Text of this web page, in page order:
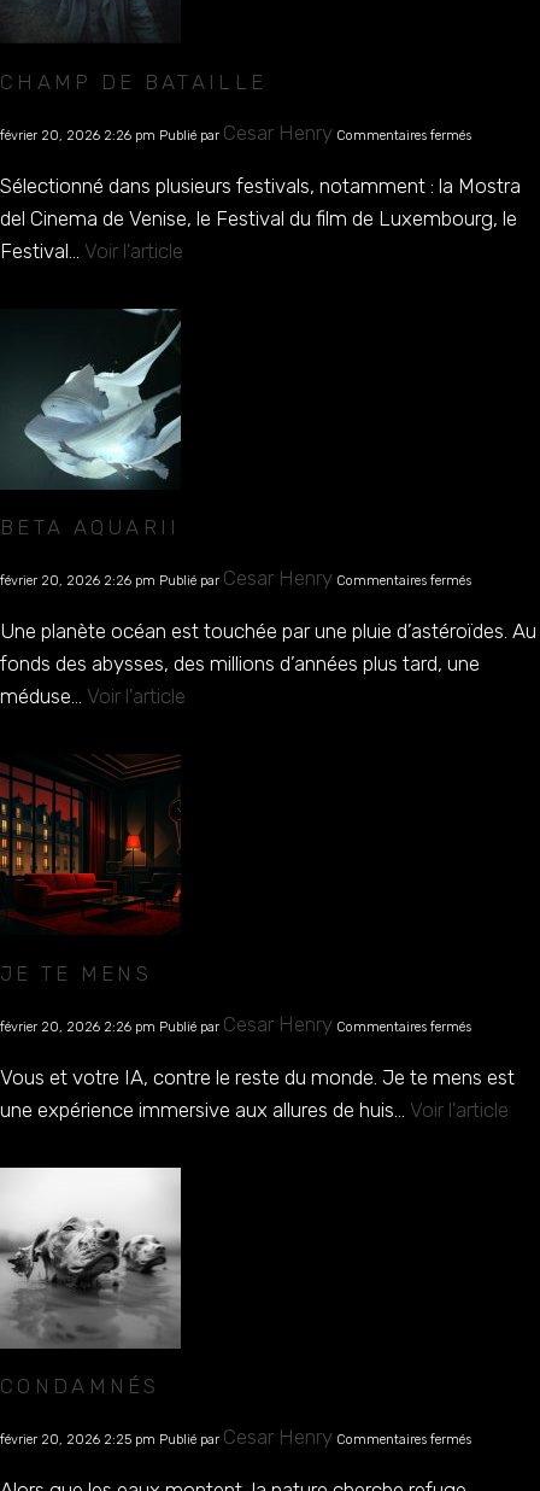
CHAMP DE BATAILLE
février 20, 2026 2:26 pm Publié par Cesar Henry Commentaires fermés
Bataille
Sélectionné dans plusieurs festivals, notamment : la Mostra
del Cinema de Venise, le Festival du film de Luxembourg, le
Festival... Voir l'article
BETA AQUARII
février 20, 2026 2:26 pm Publié par Cesar Henry Commentaires fermés
Une planète océan est touchée par une pluie d’astéroïdes. Au
fonds des abysses, des millions d’années plus tard, une
méduse... Voir l'article
JE TE MENS
février 20, 2026 2:26 pm Publié par Cesar Henry Commentaires fermés
mens
Vous et votre IA, contre le reste du monde. Je te mens est
une expérience immersive aux allures de huis... Voir l'article
CONDAMNÉS
février 20, 2026 2:25 pm Publié par Cesar Henry Commentaires fermés